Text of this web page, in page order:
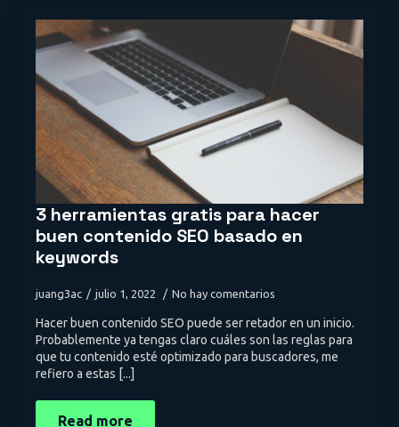
3 herramientas gratis para hacer
buen contenido SEO basado en
keywords
juang3ac julio 1, 2022 No hay comentarios
Hacer buen contenido SEO puede ser retador en un inicio.
Probablemente ya tengas claro cuáles son las reglas para
que tu contenido esté optimizado para buscadores, me
refiero a estas [...]
Read more